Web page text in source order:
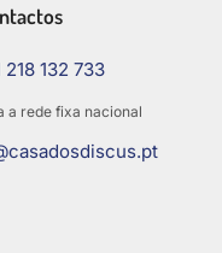
218 132 733
a rede fixa nacional